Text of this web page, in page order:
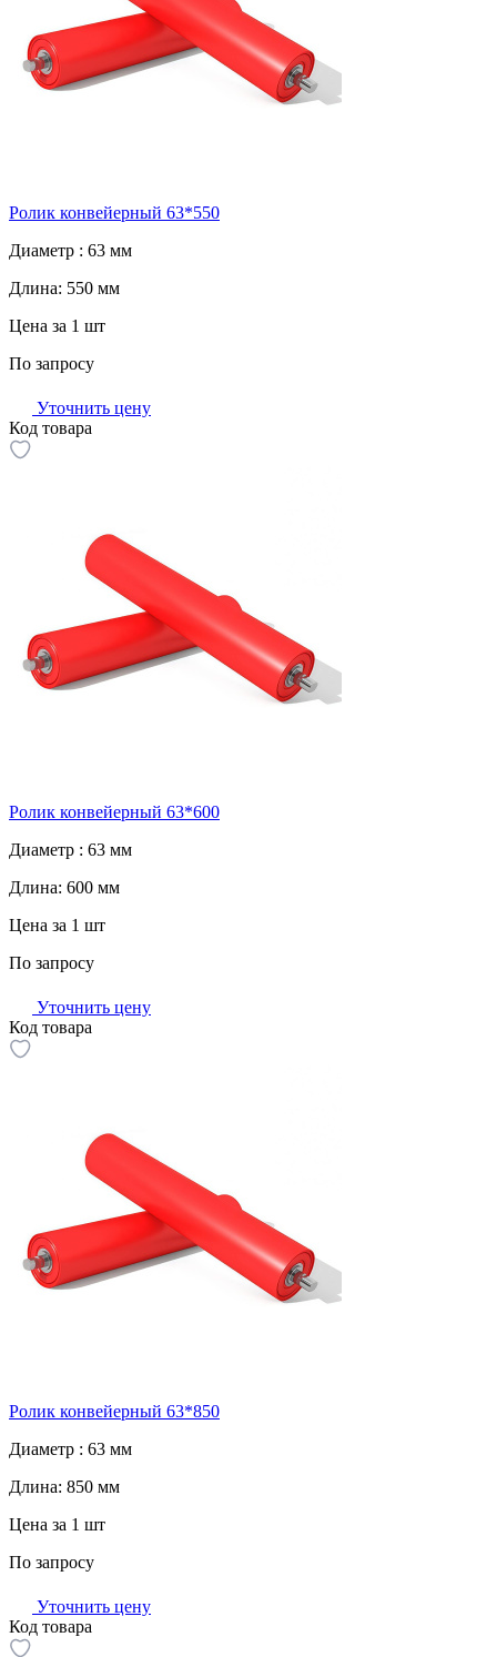
Ролик конвейерный 63*550
Диаметр : 63 мм
Длина: 550 мм
Цена за 1 шт
По запросу
Уточнить цену
Код товара
Ролик конвейерный 63*600
Диаметр : 63 мм
Длина: 600 мм
Цена за 1 шт
По запросу
Уточнить цену
Код товара
Ролик конвейерный 63*850
Диаметр : 63 мм
Длина: 850 мм
Цена за 1 шт
По запросу
Уточнить цену
Код товара